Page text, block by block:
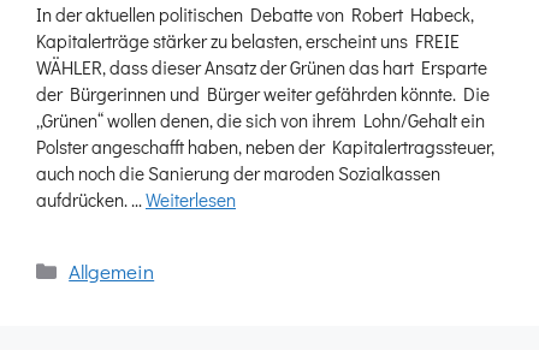
In der aktuellen politischen Debatte von Robert Habeck,
Kapitalerträge stärker zu belasten, erscheint uns FREIE
WÄHLER, dass dieser Ansatz der Grünen das hart Ersparte
der Bürgerinnen und Bürger weiter gefährden könnte. Die
„Grünen“ wollen denen, die sich von ihrem Lohn/Gehalt ein
Polster angeschafft haben, neben der Kapitalertragssteuer,
auch noch die Sanierung der maroden Sozialkassen
aufdrücken. …Weiterlesen
Kategorien
Allgemein